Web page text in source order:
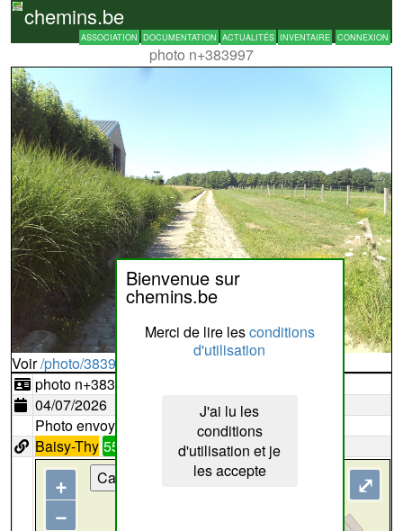
chemins.be
ASSOCIATION DOCUMENTATION ACTUALITÉS INVENTAIRE CONNEXION
photo n+383997
Bienvenue sur
chemins.be
Merci de lire lesconditions
d'utilisation
J'ai lu les
conditions
d'utilisation et je
les accepte
Voir/photo/383997?typ=d
photo n+383997
04/07/2026
Photo envoyée par
Lemon
Baisy-Thy 55
+
−
⤢
Cartes